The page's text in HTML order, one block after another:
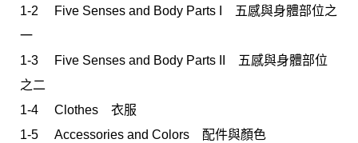
1-2 Five Senses and Body Parts I 五感與身體部位之
一
1-3 Five Senses and Body Parts II 五感與身體部位
之二
1-4 Clothes 衣服
1-5 Accessories and Colors 配件與顏色